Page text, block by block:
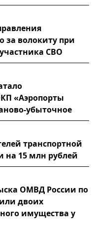
за волокиту при
СВО
«Аэропорты
убыточное
транспортной
на 15 млн рублей
ОМВД России по
двоих
имущества у